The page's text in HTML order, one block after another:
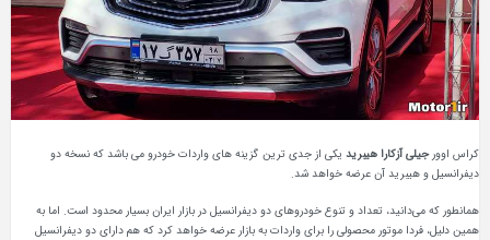
کراس اوورجیلی آزکارا هیبرید یکی از جدی ترین گزینه های واردات خودرو می باشد که نسخه دو
دیفرانسیل و هیبرید آن عرضه خواهد شد.
همانطور که می‌دانید، تعداد و تنوع خودروهای دو دیفرانسیل در بازار ایران بسیار محدود است. اما به
همین دلیل، فردا موتور محصولی را برای واردات به بازار عرضه خواهد کرد که هم دارای دو دیفرانسیل